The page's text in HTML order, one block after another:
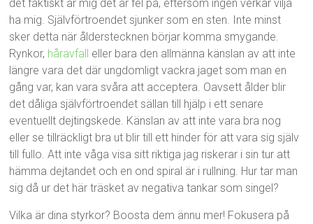
det faktiskt är mig det är fel på, eftersom ingen verkar vilja
ha mig. Självförtroendet sjunker som en sten. Inte minst
sker detta när ålderstecknen börjar komma smygande.
Rynkor, håravfall eller bara den allmänna känslan av att inte
längre vara det där ungdomligt vackra jaget som man en
gång var, kan vara svåra att acceptera. Oavsett ålder blir
det dåliga självförtroendet sällan till hjälp i ett senare
eventuellt dejtingskede. Känslan av att inte vara bra nog
eller se tillräckligt bra ut blir till ett hinder för att vara sig själv
till fullo. Att inte våga visa sitt riktiga jag riskerar i sin tur att
hämma dejtandet och en ond spiral är i rullning. Hur tar man
sig då ur det här träsket av negativa tankar som singel?
Vilka är dina styrkor? Boosta dem ännu mer! Fokusera på